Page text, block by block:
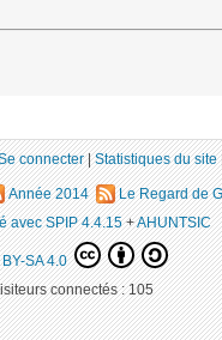
connecter|Statistiques du site
Année 2014 Le Regard de
avec SPIP 4.4.15+AHUNTSIC
SA 4.0
connectés :105